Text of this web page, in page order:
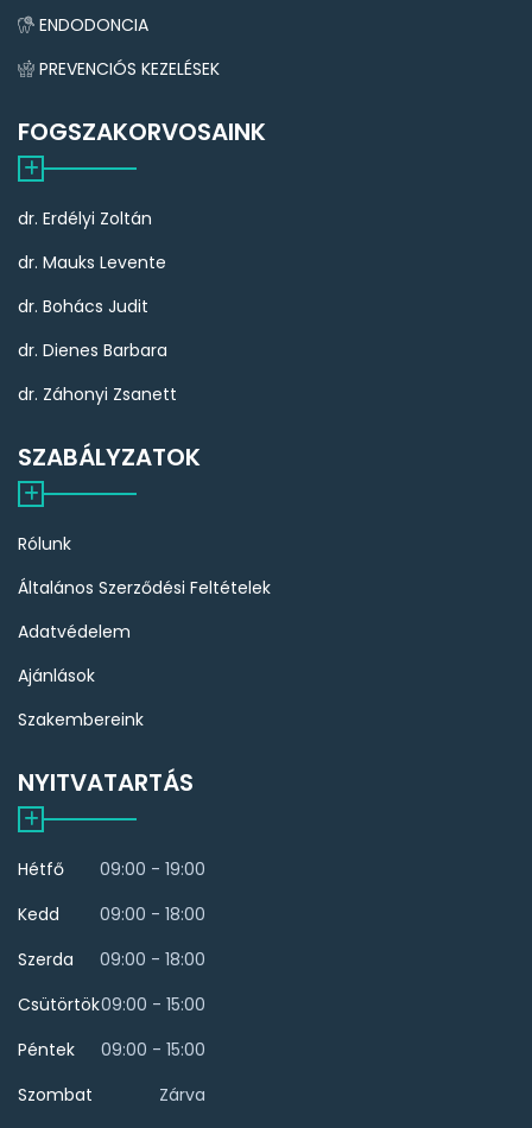
ENDODONCIA
PREVENCIÓS KEZELÉSEK
FOGSZAKORVOSAINK
dr. Erdélyi Zoltán
dr. Mauks Levente
dr. Bohács Judit
dr. Dienes Barbara
dr. Záhonyi Zsanett
SZABÁLYZATOK
Rólunk
Általános Szerződési Feltételek
Adatvédelem
Ajánlások
Szakembereink
NYITVATARTÁS
Hétfő
09:00 - 19:00
Kedd
09:00 - 18:00
Szerda
09:00 - 18:00
Csütörtök09:00 - 15:00
Péntek
09:00 - 15:00
Szombat
Zárva